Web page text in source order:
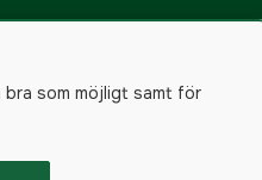
som möjligt samt för